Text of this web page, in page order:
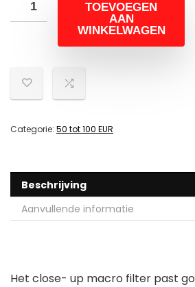
TOEVOEGEN
AAN
WINKELWAGEN
Categorie: 50 tot 100 EUR
Beschrijving
Aanvullende informatie
Het close- up macro filter past